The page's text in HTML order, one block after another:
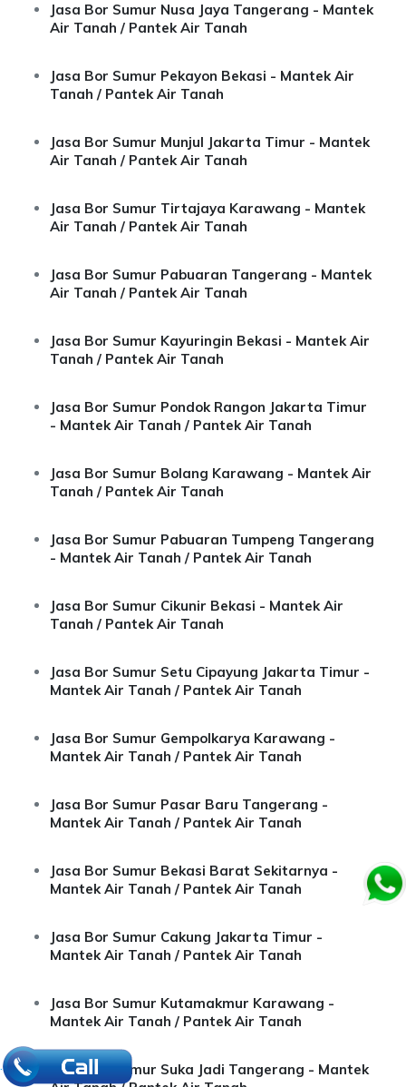
Jasa Bor Sumur Nusa Jaya Tangerang - Mantek
Air Tanah / Pantek Air Tanah
Jasa Bor Sumur Pekayon Bekasi - Mantek Air
Tanah / Pantek Air Tanah
Jasa Bor Sumur Munjul Jakarta Timur - Mantek
Air Tanah / Pantek Air Tanah
Jasa Bor Sumur Tirtajaya Karawang - Mantek
Air Tanah / Pantek Air Tanah
Jasa Bor Sumur Pabuaran Tangerang - Mantek
Air Tanah / Pantek Air Tanah
Jasa Bor Sumur Kayuringin Bekasi - Mantek Air
Tanah / Pantek Air Tanah
Jasa Bor Sumur Pondok Rangon Jakarta Timur
- Mantek Air Tanah / Pantek Air Tanah
Jasa Bor Sumur Bolang Karawang - Mantek Air
Tanah / Pantek Air Tanah
Jasa Bor Sumur Pabuaran Tumpeng Tangerang
- Mantek Air Tanah / Pantek Air Tanah
Jasa Bor Sumur Cikunir Bekasi - Mantek Air
Tanah / Pantek Air Tanah
Jasa Bor Sumur Setu Cipayung Jakarta Timur -
Mantek Air Tanah / Pantek Air Tanah
Jasa Bor Sumur Gempolkarya Karawang -
Mantek Air Tanah / Pantek Air Tanah
Jasa Bor Sumur Pasar Baru Tangerang -
Mantek Air Tanah / Pantek Air Tanah
Jasa Bor Sumur Bekasi Barat Sekitarnya -
Mantek Air Tanah / Pantek Air Tanah
Jasa Bor Sumur Cakung Jakarta Timur -
Mantek Air Tanah / Pantek Air Tanah
Jasa Bor Sumur Kutamakmur Karawang -
Mantek Air Tanah / Pantek Air Tanah
Jasa Bor Sumur Suka Jadi Tangerang - Mantek
.